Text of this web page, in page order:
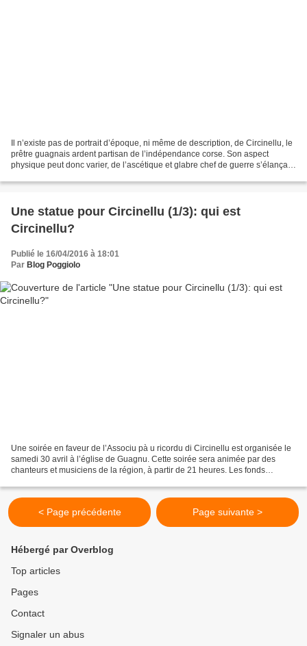
Il n’existe pas de portrait d’époque, ni même de description, de Circinellu, le
prêtre guagnais ardent partisan de l’indépendance corse. Son aspect
physique peut donc varier, de l’ascétique et glabre chef de guerre s’élançant
Une statue pour Circinellu (1/3): qui est
Circinellu?
Publié le 16/04/2016 à 18:01
Par Blog Poggiolo
Une soirée en faveur de l’Associu pà u ricordu di Circinellu est organisée le
samedi 30 avril à l’église de Guagnu. Cette soirée sera animée par des
chanteurs et musiciens de la région, à partir de 21 heures. Les fonds
< Page précédente Page suivante >
Hébergé par Overblog
Top articles
Pages
Contact
Signaler un abus